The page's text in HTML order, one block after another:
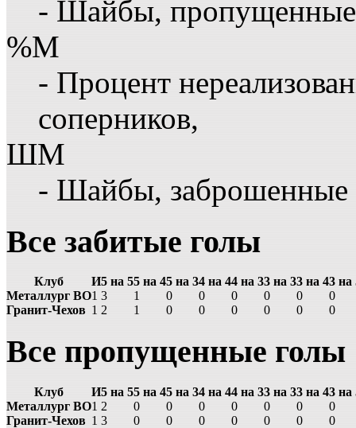
- Шайбы, пропущенные
%М
- Процент
соперников,
ШМ
- Шайбы, заброшенные
Все забитые голы
Клуб И5 на 55 на 45 на 34 на 44 на 33 на 33 на 43 на
Металлург ВО1 3 1 0 0 0 0 0
0
Гранит-Чехов 1 2 1 0 0 0 0 0 0
Все пропущенные голы
Клуб И5 на 55 на 45 на 34 на 44 на 33 на 33 на 43 на
Металлург ВО1 2 0 0 0 0 0 0
0
Гранит-Чехов 1 3 0 0 0 0 0 0 0